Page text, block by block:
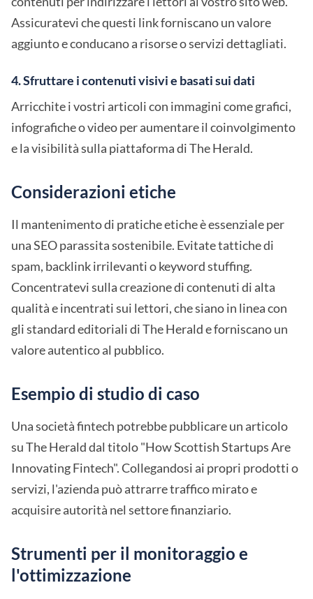
Assicuratevi che questi link forniscano un valore
aggiunto e conducano a risorse o servizi dettagliati.
4. Sfruttare i contenuti visivi e basati sui dati
Arricchite i vostri articoli con immagini come grafici,
infografiche o video per aumentare il coinvolgimento
e la visibilità sulla piattaforma di The Herald.
Considerazioni etiche
Il mantenimento di pratiche etiche è essenziale per
una SEO parassita sostenibile. Evitate tattiche di
spam, backlink irrilevanti o keyword stuffing.
Concentratevi sulla creazione di contenuti di alta
qualità e incentrati sui lettori, che siano in linea con
gli standard editoriali di The Herald e forniscano un
valore autentico al pubblico.
Esempio di studio di caso
Una società fintech potrebbe pubblicare un articolo
su The Herald dal titolo "How Scottish Startups Are
Innovating Fintech". Collegandosi ai propri prodotti o
servizi, l'azienda può attrarre traffico mirato e
acquisire autorità nel settore finanziario.
Strumenti per il monitoraggio e
l'ottimizzazione